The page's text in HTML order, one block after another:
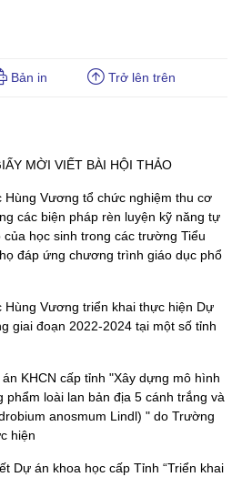
Bản in Trở lên trên
MỜI VIẾT BÀI HỘI THẢO
Vương tổ chức nghiệm thu cơ
các biện pháp rèn luyện kỹ năng tự
học sinh trong các trường Tiểu
đáp ứng chương trình giáo dục phổ
Vương triển khai thực hiện Dự
giai đoạn 2022-2024 tại một số tỉnh
KHCN cấp tỉnh "Xây dựng mô hình
phẩm loài lan bản địa 5 cánh trắng và
anosmum Lindl) " do Trường
hiện
Dự án khoa học cấp Tỉnh “Triển khai